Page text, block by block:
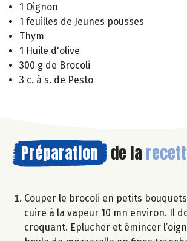
1 Oignon
1 feuilles de Jeunes pousses
Thym
1 Huile d'olive
300 g de Brocoli
3 c. à s. de Pesto
Préparation de la
Couper le brocoli en petits
cuire à la vapeur 10 mn environ. Il
croquant. Eplucher et émincer